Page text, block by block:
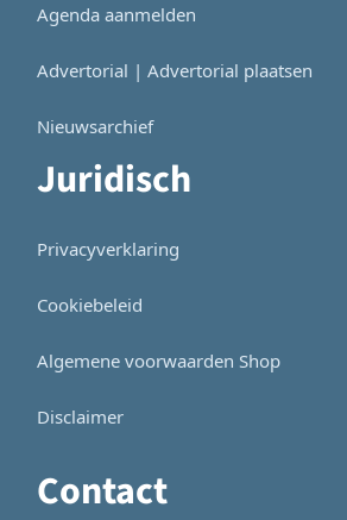
Agenda aanmelden
Advertorial | Advertorial plaatsen
Nieuwsarchief
Juridisch
Privacyverklaring
Cookiebeleid
Algemene voorwaarden Shop
Disclaimer
Contact